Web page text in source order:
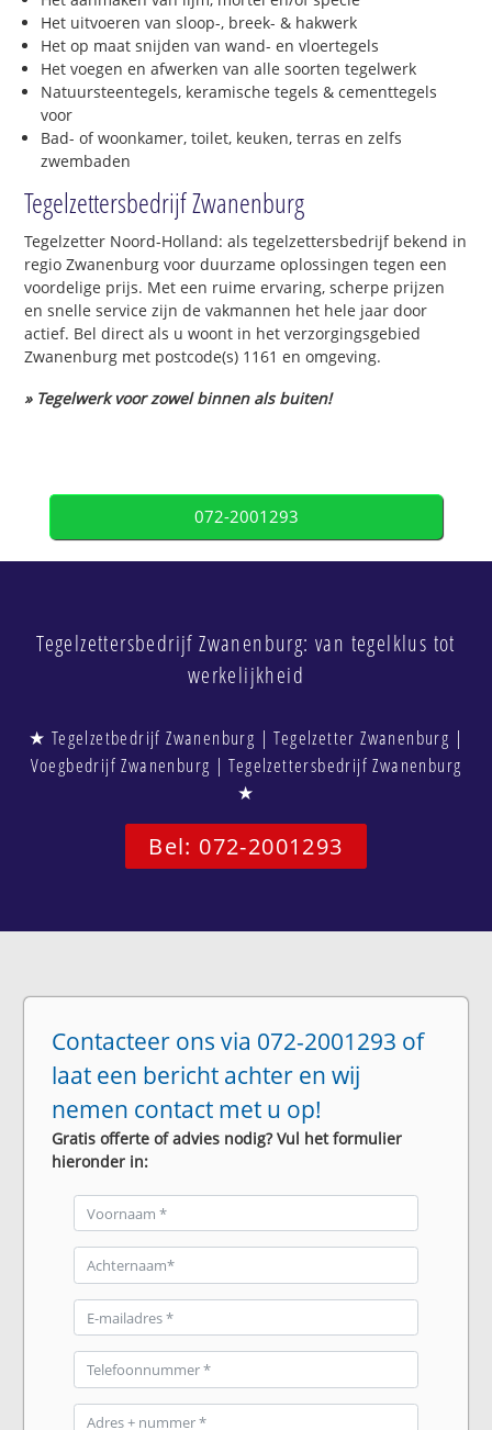
Het uitvoeren van sloop-, breek- & hakwerk
Het op maat snijden van wand- en vloertegels
Het voegen en afwerken van alle soorten tegelwerk
Natuursteentegels, keramische tegels & cementtegels
voor
Bad- of woonkamer, toilet, keuken, terras en zelfs
zwembaden
Tegelzettersbedrijf Zwanenburg
Tegelzetter Noord-Holland: als tegelzettersbedrijf bekend in
regio Zwanenburg voor duurzame oplossingen tegen een
voordelige prijs. Met een ruime ervaring, scherpe prijzen
en snelle service zijn de vakmannen het hele jaar door
actief. Bel direct als u woont in het verzorgingsgebied
Zwanenburg met postcode(s) 1161 en omgeving.
» Tegelwerk voor zowel binnen als buiten!
072-2001293
Tegelzettersbedrijf Zwanenburg: van tegelklus tot
werkelijkheid
★ Tegelzetbedrijf Zwanenburg | Tegelzetter Zwanenburg |
Voegbedrijf Zwanenburg | Tegelzettersbedrijf Zwanenburg
★
Bel: 072-2001293
Contacteer ons via 072-2001293 of
laat een bericht achter en wij
nemen contact met u op!
Gratis offerte of advies nodig? Vul het formulier
hieronder in: